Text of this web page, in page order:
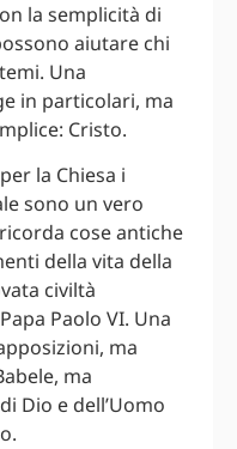
la semplicità di
aiutare chi
Una
in particolari, ma
Cristo.
la Chiesa i
sono un vero
cose antiche
della vita della
civiltà
Paolo VI. Una
ma
ma
Dio e dell’Uomo